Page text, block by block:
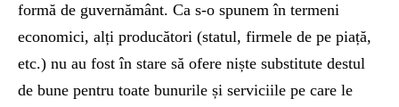
formă de guvernământ. Ca s-o spunem în termeni
economici, alți producători (statul, firmele de pe piață,
etc.) nu au fost în stare să ofere niște substitute destul
de bune pentru toate bunurile și serviciile pe care le